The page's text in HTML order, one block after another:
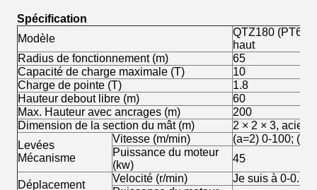
Spécification
Modèle
QTZ180
haut
Radius de fonctionnement (m)
65
Capacité de charge maximale (T)
10
Charge de pointe (T)
1.8
Hauteur debout libre (m)
60
Max. Hauteur avec ancrages (m)
200
Dimension de la section du mât (m)
2 × 2 × 3, acier
Levées
Mécanisme
Vitesse (m/min)
(a=2) 0-100;
Puissance du moteur
(kw)
45
Déplacement
Velocité (r/min)
Je suis à 0-0.6